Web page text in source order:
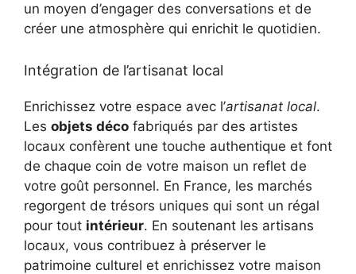
un moyen d’engager des conversations et de
créer une atmosphère qui enrichit le quotidien.
Intégration de l’artisanat local
Enrichissez votre espace avec l’artisanat local.
Les objets déco fabriqués par des artistes
locaux confèrent une touche authentique et font
de chaque coin de votre maison un reflet de
votre goût personnel. En France, les marchés
regorgent de trésors uniques qui sont un régal
pour tout intérieur. En soutenant les artisans
locaux, vous contribuez à préserver le
patrimoine culturel et enrichissez votre maison